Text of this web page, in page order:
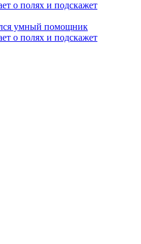
умный помощник
о полях и подскажет